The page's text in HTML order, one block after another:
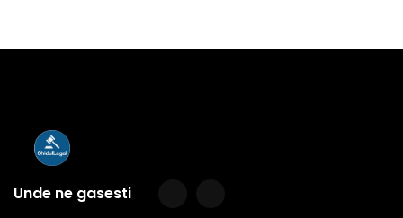
Unde ne gasesti